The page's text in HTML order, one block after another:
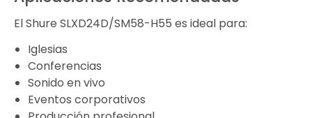
El Shure SLXD24D/SM58-H55 es ideal para:
Iglesias
Conferencias
Sonido en vivo
Eventos corporativos